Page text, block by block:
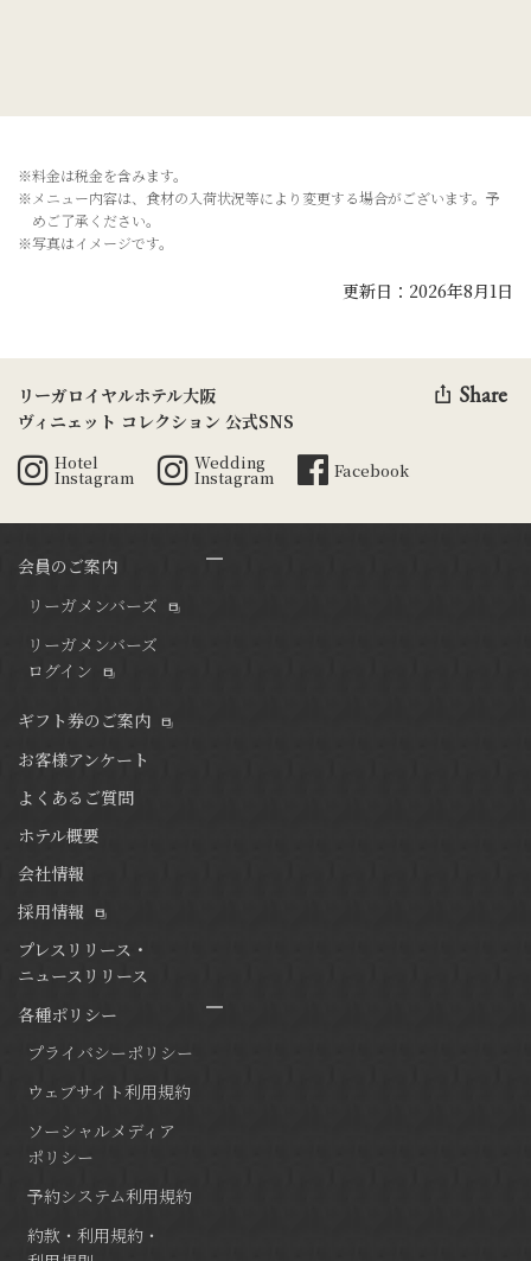
※料金は税金を含みます。
※メニュー内容は、食材の入荷状況等により変更する場合がございます。予
めご了承ください。
※写真はイメージです。
更新日：2026年8月1日
リーガロイヤルホテル大阪
ヴィニェット コレクション 公式SNS
Hotel
Instagram
Wedding
Instagram Facebook
Share
会員のご案内
リーガメンバーズ
リーガメンバーズ
ログイン
ギフト券のご案内
お客様アンケート
よくあるご質問
ホテル概要
会社情報
採用情報
プレスリリース・
ニュースリリース
各種ポリシー
プライバシーポリシー
ウェブサイト利用規約
ソーシャルメディア
ポリシー
予約システム利用規約
約款・利用規約・